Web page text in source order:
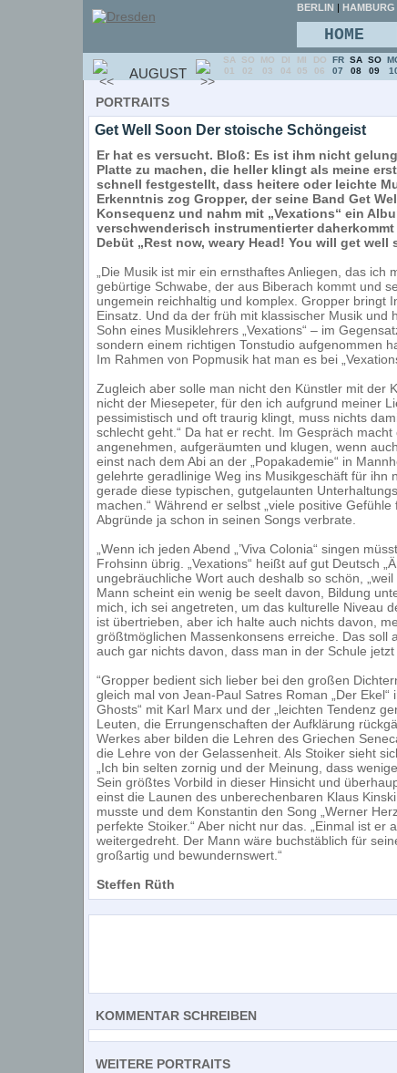
PORTRAITS
Get Well Soon Der stoische Schöngeist
Er hat es versucht. Bloß: Es ist ihm nicht
Platte zu machen, die heller klingt als meine
schnell festgestellt, dass heitere oder leichte
Erkenntnis zog Gropper, der seine Band Get
Konsequenz und nahm mit „Vexations“ ein
verschwenderisch instrumentierter
Debüt „Rest now, weary Head! You will get well
„Die Musik ist mir ein ernsthaftes Anliegen, das
gebürtige Schwabe, der aus Biberach kommt und
ungemein reichhaltig und komplex. Gropper bringt
Einsatz. Und da der früh mit klassischer Musik
Sohn eines Musiklehrers „Vexations“ – im
sondern einem richtigen Tonstudio aufgenommen
Im Rahmen von Popmusik hat man es bei
Zugleich aber solle man nicht den Künstler mit der
nicht der Miesepeter, für den ich aufgrund meiner
pessimistisch und oft traurig klingt, muss nichts
schlecht geht.“ Da hat er recht. Im Gespräch
angenehmen, aufgeräumten und klugen, wenn
einst nach dem Abi an der „Popakademie“ in
gelehrte geradlinige Weg ins Musikgeschäft für ihn
gerade diese typischen, gutgelaunten
machen.“ Während er selbst „viele positive
Abgründe ja schon in seinen Songs verbrate.
„Wenn ich jeden Abend „’Viva Colonia“ singen
Frohsinn übrig. „Vexations“ heißt auf gut Deutsch
ungebräuchliche Wort auch deshalb so schön,
Mann scheint ein wenig be seelt davon, Bildung
mich, ich sei angetreten, um das kulturelle Niveau
ist übertrieben, aber ich halte auch nichts davon,
größtmöglichen Massenkonsens erreiche. Das soll
auch gar nichts davon, dass man in der Schule
“Gropper bedient sich lieber bei den großen
gleich mal von Jean-Paul Satres Roman „Der
Ghosts“ mit Karl Marx und der „leichten Tendenz
Leuten, die Errungenschaften der Aufklärung
Werkes aber bilden die Lehren des Griechen
die Lehre von der Gelassenheit. Als Stoiker sieht
„Ich bin selten zornig und der Meinung, dass
Sein größtes Vorbild in dieser Hinsicht und
einst die Launen des unberechenbaren Klaus
musste und dem Konstantin den Song „Werner
perfekte Stoiker.“ Aber nicht nur das. „Einmal ist
weitergedreht. Der Mann wäre buchstäblich für
großartig und bewundernswert.“
Steffen Rüth
KOMMENTAR SCHREIBEN
WEITERE PORTRAITS
BERLIN | HAMBURG
HOME
AUGUST
SA
01
SO
02
MO
03
DI
04
MI
05
DO
06
FR
07
SA
08
SO
09